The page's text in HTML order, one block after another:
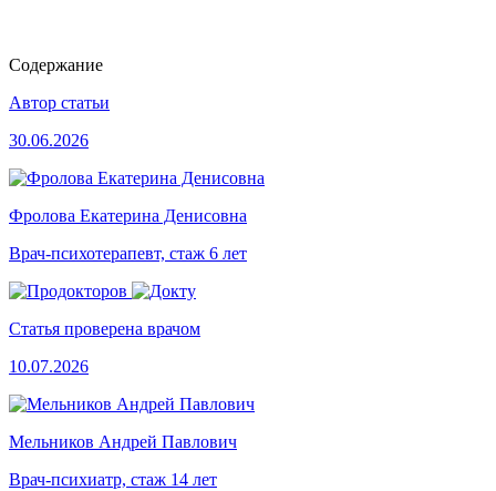
Содержание
Автор статьи
30.06.2026
Фролова Екатерина Денисовна
Врач-психотерапевт, стаж 6 лет
Статья проверена врачом
10.07.2026
Мельников Андрей Павлович
Врач-психиатр, стаж 14 лет